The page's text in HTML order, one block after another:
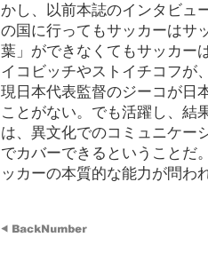
かし、以前本誌のインタビュ
の国に行ってもサッカーはサ
葉」ができなくてもサッカー
イコビッチやストイチコフが
現日本代表監督のジーコが日
ことがない。でも活躍し、結
は、異文化でのコミュニケー
でカバーできるということだ
ッカーの本質的な能力が問わ